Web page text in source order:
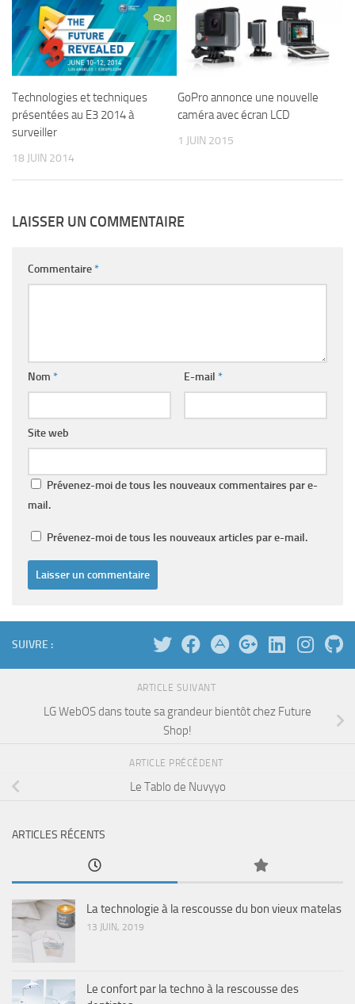
0
Technologies et techniques
présentées au E3 2014 à
surveiller
18 JUIN 2014
GoPro annonce une nouvelle
caméra avec écran LCD
1 JUIN 2015
LAISSER UN COMMENTAIRE
Commentaire*
Nom * E-mail *
Site web
Prévenez-moi de tous les nouveaux commentaires par e-
mail.
Prévenez-moi de tous les nouveaux articles par e-mail.
SUIVRE :
ARTICLE SUIVANT
LG WebOS dans toute sa grandeur bientôt chez Future
Shop!
ARTICLE PRÉCÉDENT
Le Tablo de Nuvyyo
ARTICLES RÉCENTS
La technologie à la rescousse du bon vieux matelas
13 JUIN, 2019
Le confort par la techno à la rescousse des